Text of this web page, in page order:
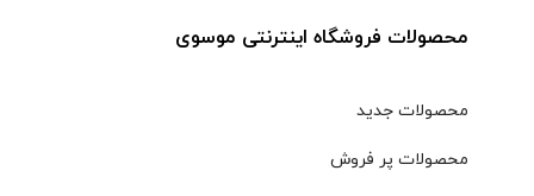
محصولات فروشگاه اینترنتی موسوی
محصولات جدید
محصولات پر فروش